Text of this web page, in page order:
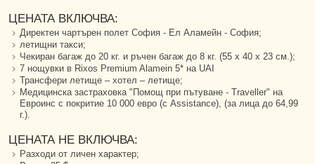
ЦЕНАТА ВКЛЮЧВА:
Директен чартърен полет София - Ел Аламейн - София;
летищни такси;
Чекиран багаж до 20 кг. и ръчен багаж до 8 кг. (55 х 40 х 23 см.);
7 нощувки в Rixos Premium Alamein 5* на UAI
Трансфери летище – хотел – летище;
Медицинска застраховка "Помощ при пътуване - Traveller" на
Евроинс с покритие 10 000 евро (с Assistance), (за лица до 64,99
г.).
ЦЕНАТА НЕ ВКЛЮЧВА:
Разходи от личен характер;